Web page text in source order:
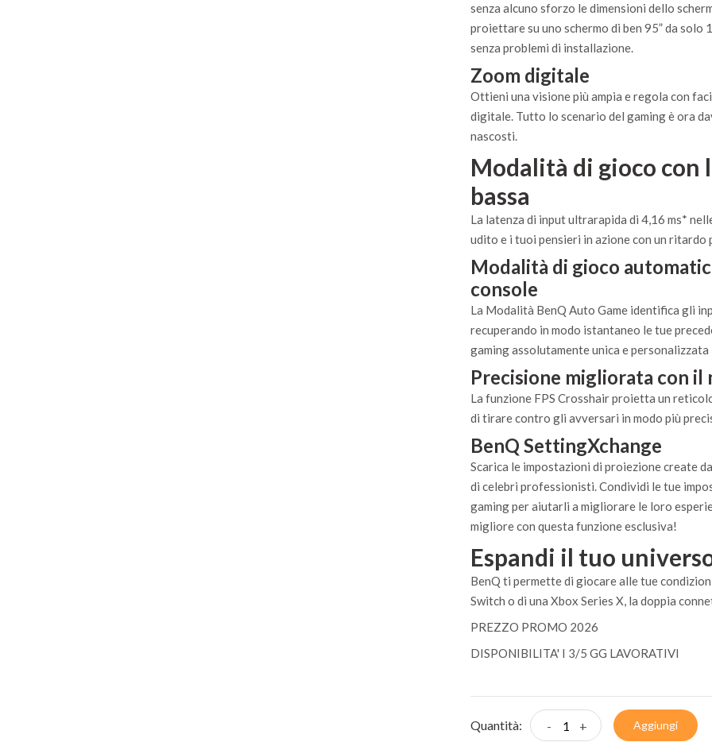
senza alcuno sforzo le dimensioni dello
proiettare su uno schermo di ben 95” da
senza problemi di installazione.
Zoom digitale
Ottieni una visione più ampia e regola con
digitale. Tutto lo scenario del gaming è ora
nascosti.
Modalità di gioco con
bassa
La latenza di input ultrarapida di 4,16 ms*
udito e i tuoi pensieri in azione con un ritardo
Modalità di gioco
console
La Modalità BenQ Auto Game identifica gli
recuperando in modo istantaneo le tue
gaming assolutamente unica e personalizzata
Precisione migliorata con il
La funzione FPS Crosshair proietta un
di tirare contro gli avversari in modo più
BenQ SettingXchange
Scarica le impostazioni di proiezione create
di celebri professionisti. Condividi le tue
gaming per aiutarli a migliorare le loro
migliore con questa funzione esclusiva!
Espandi il tuo
BenQ ti permette di giocare alle tue
Switch o di una Xbox Series X, la doppia
PREZZO PROMO 2026
DISPONIBILITA' I 3/5 GG LAVORATIVI
Quantità: - + Aggiungi